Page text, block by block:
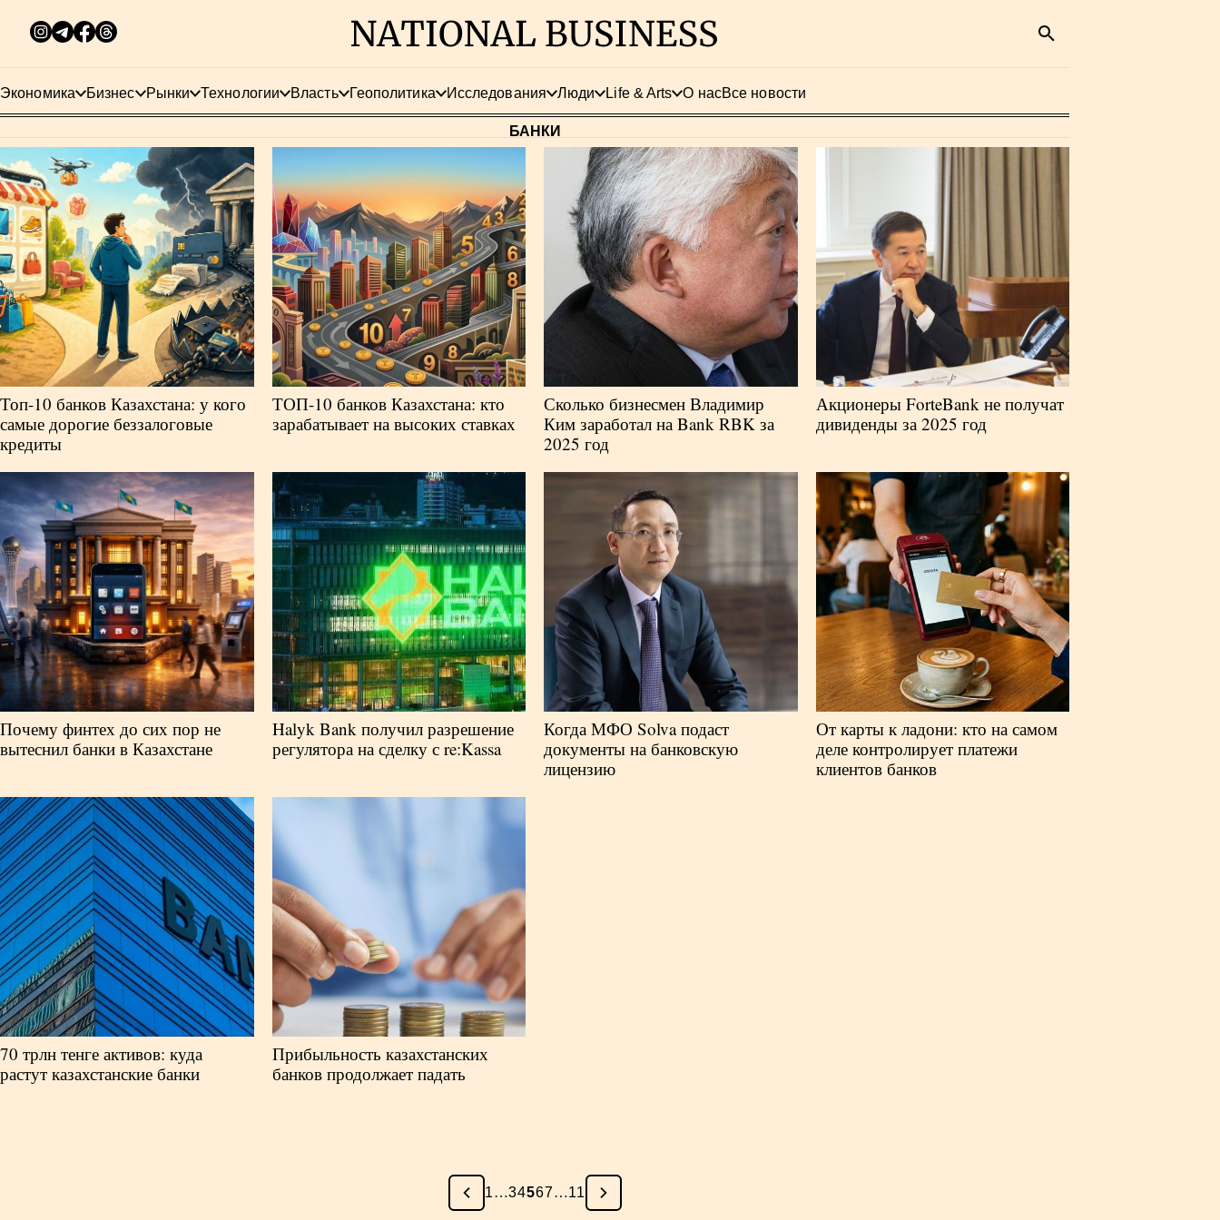
Экономика Бизнес Рынки Технологии Власть Геополитика Исследования Люди Life & Arts О насВсе новости
БАНКИ
Топ-10 банков Казахстана: у кого
самые дорогие беззалоговые
кредиты
ТОП-10 банков Казахстана: кто
зарабатывает на высоких ставках
Сколько бизнесмен Владимир
Ким заработал на Bank RBK за
2025 год
Акционеры ForteBank не получат
дивиденды за 2025 год
Почему финтех до сих пор не
вытеснил банки в Казахстане
Halyk Bank получил разрешение
регулятора на сделку с re:Kassa
Когда МФО Solva подаст
документы на банковскую
лицензию
От карты к ладони: кто на самом
деле контролирует платежи
клиентов банков
70 трлн тенге активов: куда
растут казахстанские банки
Прибыльность казахстанских
банков продолжает падать
1…34567…11